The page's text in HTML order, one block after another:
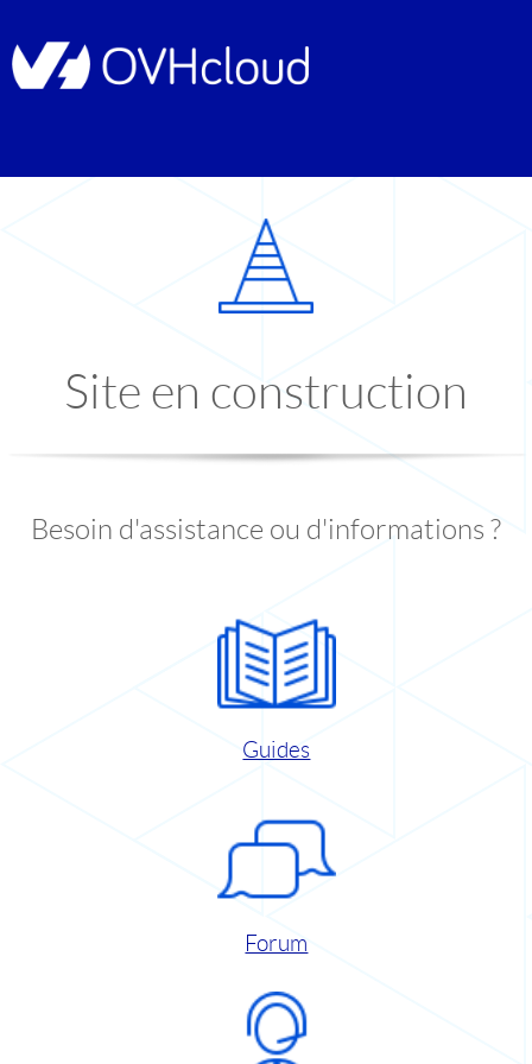
Site en construction
Besoin d'assistance ou d'informations ?
Guides
Forum